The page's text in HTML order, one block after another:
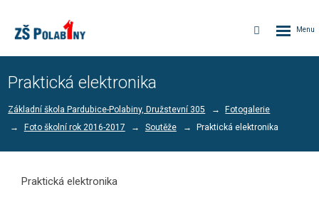
Vyhledávání
Praktická elektronika
Základní škola Pardubice-Polabiny, Družstevní 305
Fotogalerie
Foto školní rok 2016-2017
Soutěže Praktická elektronika
Praktická elektronika